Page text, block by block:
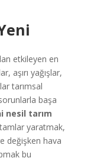
etkileyen en
aşırı yağışlar,
tarımsal
başa
nesil tarım
yaratmak,
değişken hava
bu